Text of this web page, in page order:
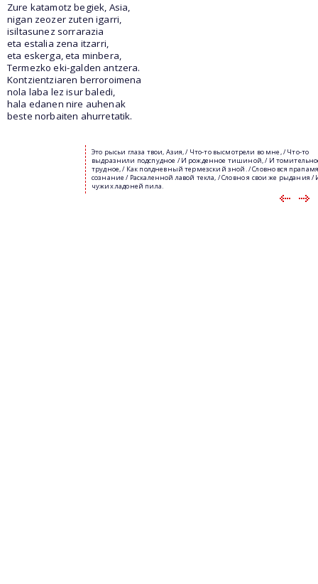
Zure katamotz begiek, Asia,
nigan zeozer zuten igarri,
isiltasunez sorrarazia
eta estalia zena itzarri,
eta eskerga, eta minbera,
Termezko eki-galden antzera.
Kontzientziaren berroroimena
nola laba lez isur baledi,
hala edanen nire auhenak
beste norbaiten ahurretatik.
Это рысьи глаза твои, Азия, / Что-то высмотрели во мне, / Что-то
выдразнили подспудное / И рожденное тишиной, / И
трудное, / Как полдневный термезский зной. / Словно вся
сознание / Раскаленной лавой текла, / Словно я свои же рыдания /
чужих ладоней пила.